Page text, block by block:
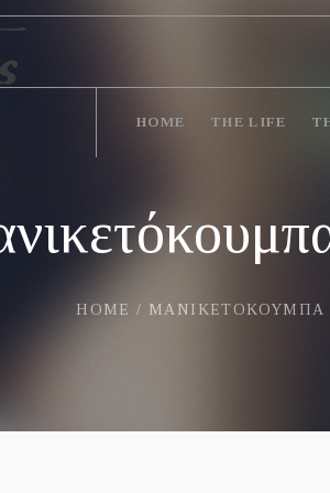
HOME THE LIFE
HOME / ΜΑΝΙΚΕΤΌΚΟΥΜΠΑ